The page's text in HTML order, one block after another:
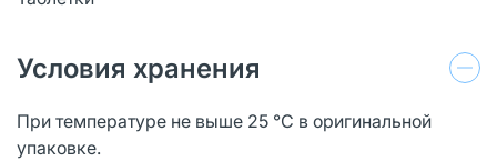
Условия хранения
При температуре не выше 25 °С в оригинальной
упаковке.